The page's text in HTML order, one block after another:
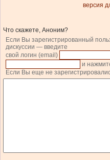
версия
Что скажете, Аноним?
Если Вы зарегистрированный
дискуссии — введите
свой логин (email)
и
Если Вы еще не